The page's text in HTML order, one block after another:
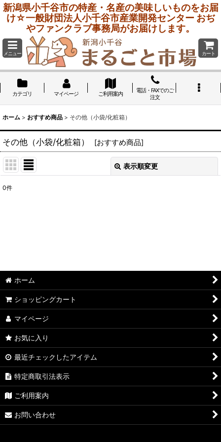
新潟県小千谷市の特産・名産の美味しいものをお届
け☆一般財団法人小千谷市産業開発センター おぢ
やファンクラブ事務局がお届けします。
メニュー カート
カテゴリ マイページ ご利用案内
電話・FAXでのご
注文
ホーム > おすすめ商品 > その他（小袋/化粧箱）
その他（小袋/化粧箱） [おすすめ商品]
表示順変更
0件
ホーム
ショッピングカート
マイページ
お気に入り
最近チェックしたアイテム
特定商取引法表示
ご利用案内
お問い合わせ